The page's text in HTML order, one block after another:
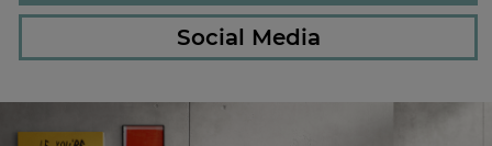
Social Media